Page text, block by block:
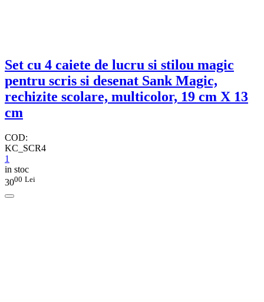
Set cu 4 caiete de lucru si stilou magic
pentru scris si desenat Sank Magic,
rechizite scolare, multicolor, 19 cm X 13
cm
COD:
KC_SCR4
1
in stoc
3000 Lei